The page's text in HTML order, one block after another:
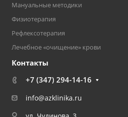
Мануальные методики
Физиотерапия
Рефлексотерапия
Лечебное «очищение» крови
Контакты
+7 (347) 294-14-16
info@azklinika.ru